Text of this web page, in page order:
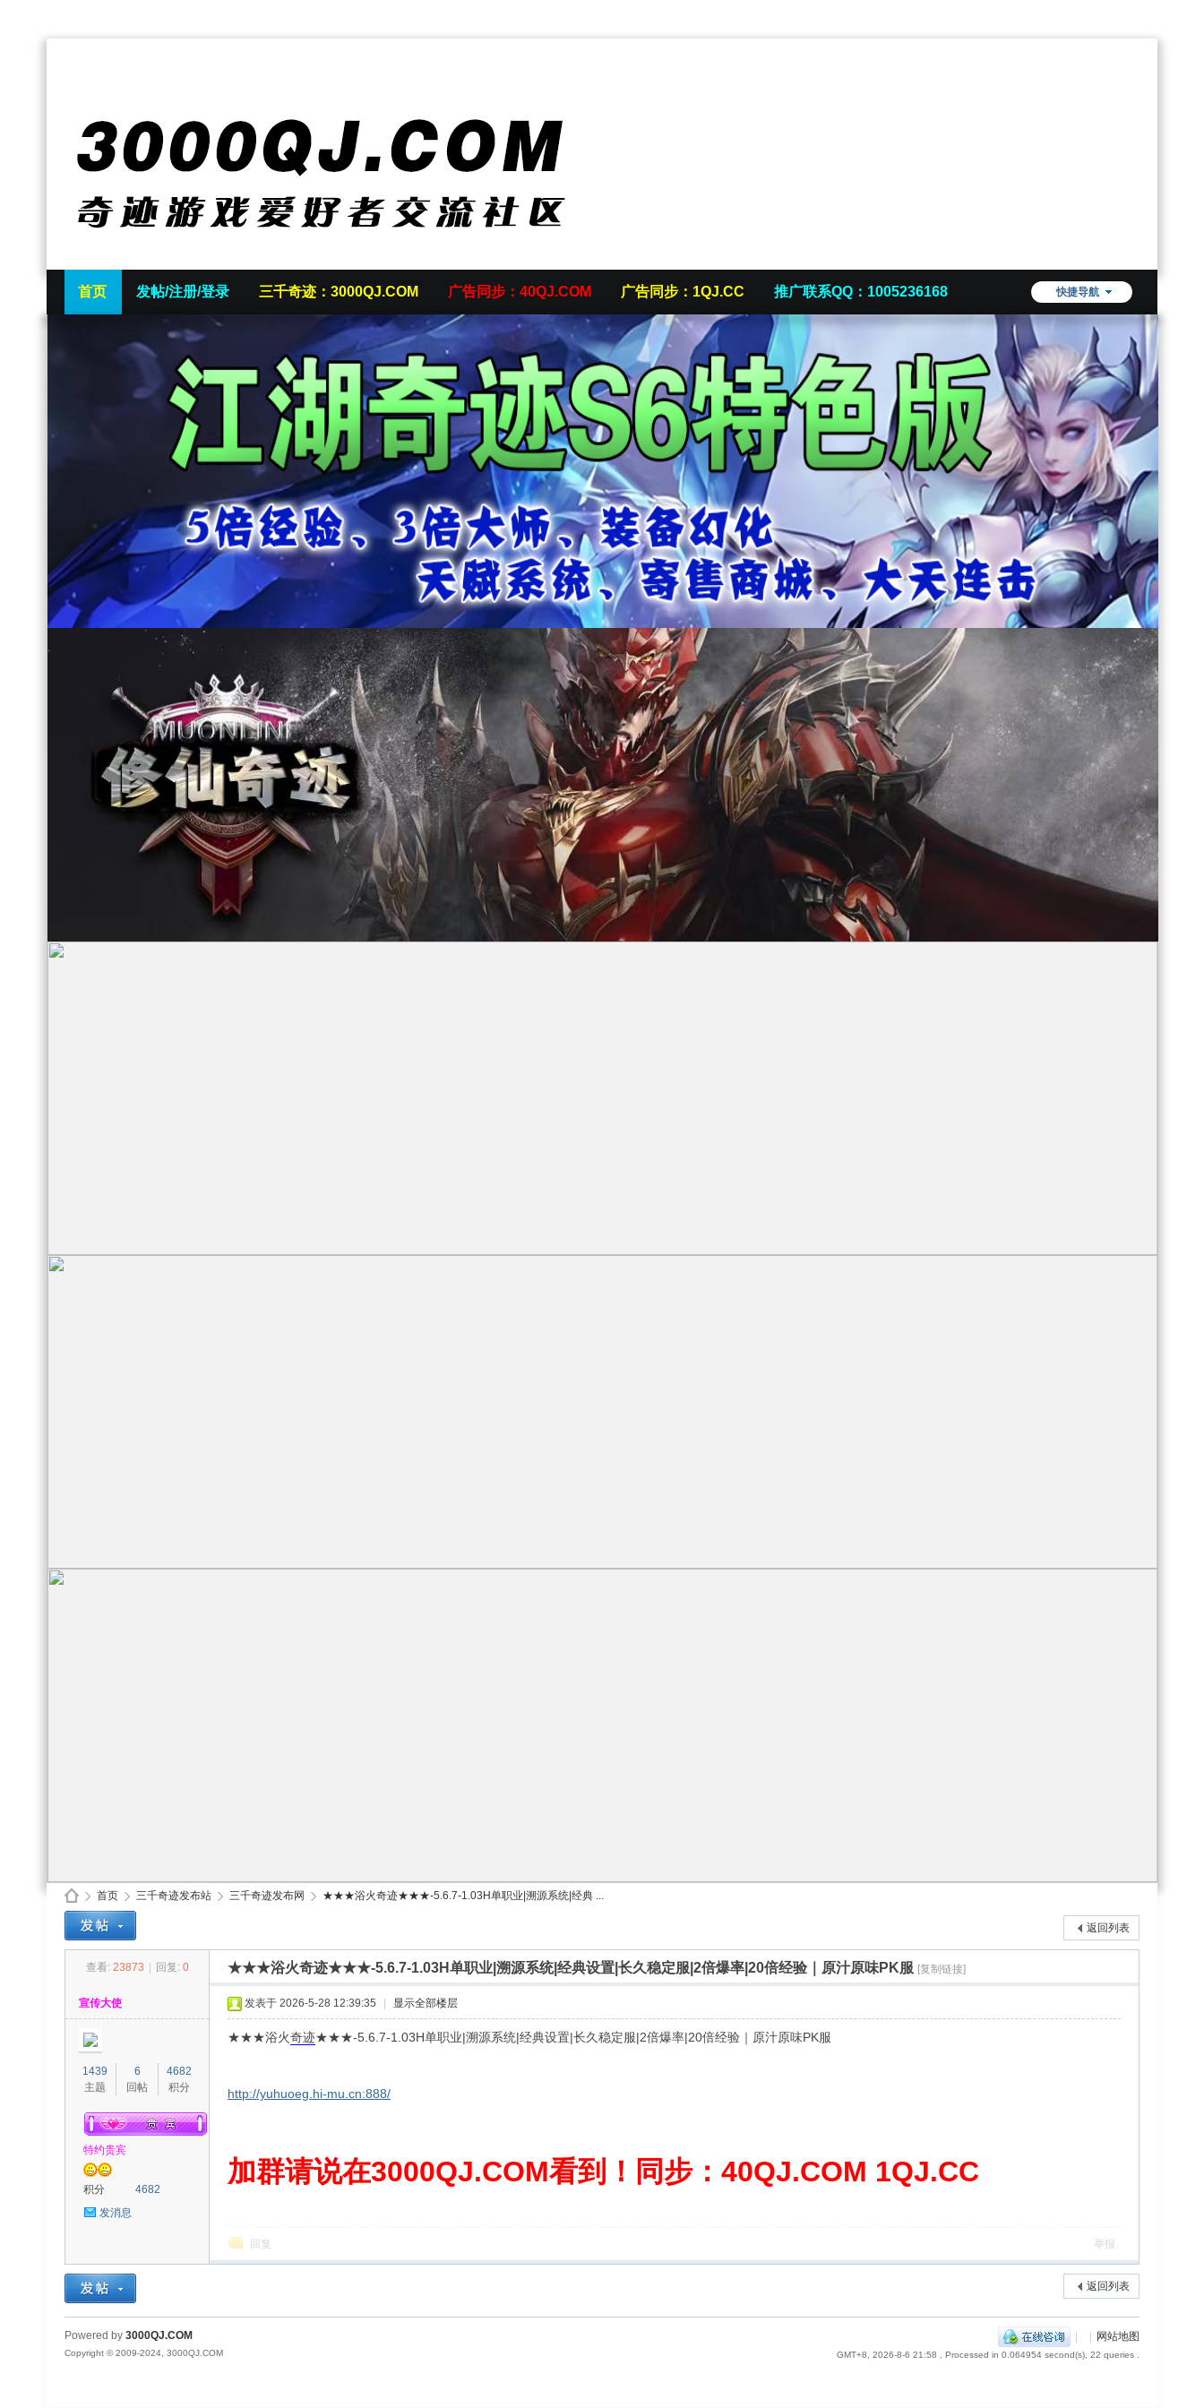
快捷导航
首页 发帖/注册/登录 三千奇迹：3000QJ.COM 广告同步：40QJ.COM 广告同步：1QJ.CC 推广联系QQ：1005236168
QJ
首页
›
三千奇迹发布站 三千奇迹发布网
›
★★★浴火奇迹★★★-5.6.7-1.03H单职业|溯源系统|经典 ...
返回列表
查看: 23873 回复: 0 ★★★浴火奇迹★★★-5.6.7-1.03H单职业|溯源系统|经典设置|长久稳定服|2倍爆率|20倍经验｜原汁原味PK服 [复制链接]
宣传大使
1439
主题
6
回帖
4682
积分
特约贵宾
积分
4682
发消息
发表于 2026-5-28 12:39:35 显示全部楼层
★★★浴火奇迹★★★-5.6.7-1.03H单职业|溯源系统|经典设置|长久稳定服|2倍爆率|20倍经验｜原汁原味PK服
http://yuhuoeg.hi-mu.cn:888/
加群请说在3000QJ.COM看到！同步：40QJ.COM 1QJ.CC
回复 举报
返回列表
| | 网站地图
GMT+8, 2026-8-6 21:58 , Processed in 0.064954 second(s), 22 queries .
Powered by 3000QJ.COM
Copyright © 2009-2024, 3000QJ.COM